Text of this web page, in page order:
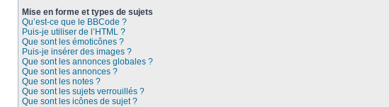
Mise en forme et types de sujets
Qu’est-ce que le BBCode ?
Puis-je utiliser de l’HTML ?
Que sont les émoticônes ?
Puis-je insérer des images ?
Que sont les annonces globales ?
Que sont les annonces ?
Que sont les notes ?
Que sont les sujets verrouillés ?
Que sont les icônes de sujet ?